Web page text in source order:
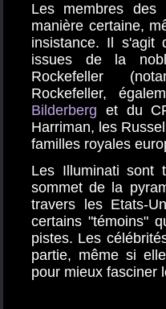
Les membres
manière certaine,
insistance. Il s'agit
issues de la
Rockefeller
Rockefeller,
Bilderberg et du
Harriman, les
familles royales
Les Illuminati sont
sommet de la
travers les Etats-
certains "témoins"
pistes. Les
partie, même si
pour mieux fasciner